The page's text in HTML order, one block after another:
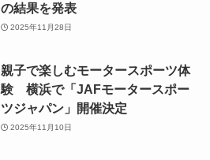
の結果を発表
2025年11月28日
親子で楽しむモータースポーツ体
験 横浜で「JAFモータースポー
ツジャパン」開催決定
2025年11月10日